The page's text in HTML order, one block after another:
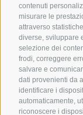
contenuti
misurare le
attraverso
diverse, sviluppare
selezione dei
frodi, correggere
salvare e
dati provenienti da
identificare i
automaticamente,
riconoscere i